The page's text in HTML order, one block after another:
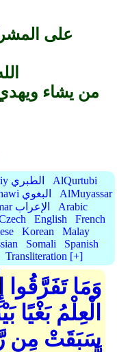
على
من يشاء
AtTabariy الطبري
AlQurtubi
AlBaghawi البغوي
AlMuyassar
Grammar الإعراب
Arabic
English
French
Korean
Malay
Somali
Spanish
Transliteration [+]
وَمَا تَفَرَّقُوا
الْعِلْمُ بَغْيًا
سَبَقَتْ مِن